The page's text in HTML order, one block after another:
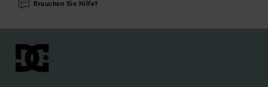
Brauchen Sie Hilfe?